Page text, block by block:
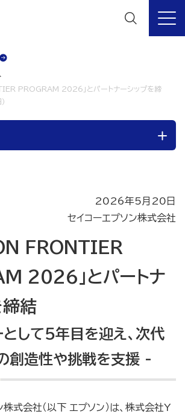
PROGRAM 2026」とパートナーシップを締
2026年5月20日
セイコーエプソン株式会社
FRONTIER
2026」とパートナ
締結
して5年目を迎え、次代
創造性や挑戦を支援 -
株式会社（以下 エプソン）は、株式会社Y